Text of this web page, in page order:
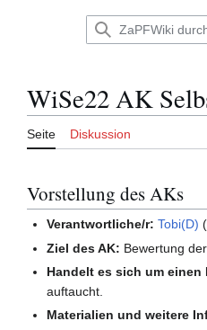
umschalten
WiSe22 AK
Seite Diskussion
Vorstellung des AKs
Verantwortliche/r: Tobi(D)
Ziel des AK: Bewertung
Handelt es sich um einen
auftaucht.
Materialien und weitere